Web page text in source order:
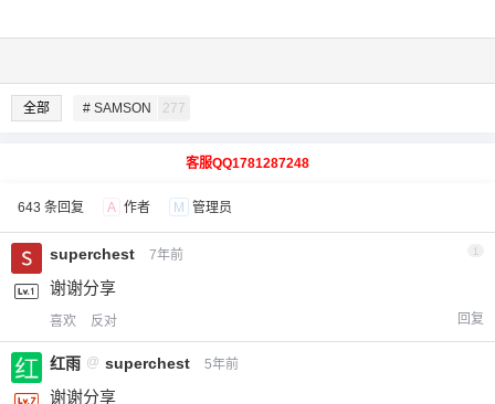
全部 # SAMSON 277
客服QQ1781287248
643 条回复 A 作者 M 管理员
superchest 7年前 1
谢谢分享
喜欢 反对 回复
红雨 @ superchest 5年前
谢谢分享